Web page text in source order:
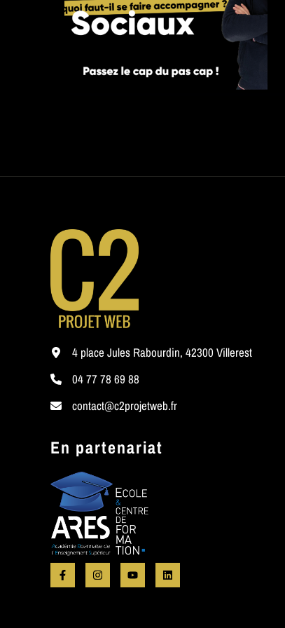
4 place Jules Rabourdin, 42300 Villerest
04 77 78 69 88
contact@c2projetweb.fr
En partenariat